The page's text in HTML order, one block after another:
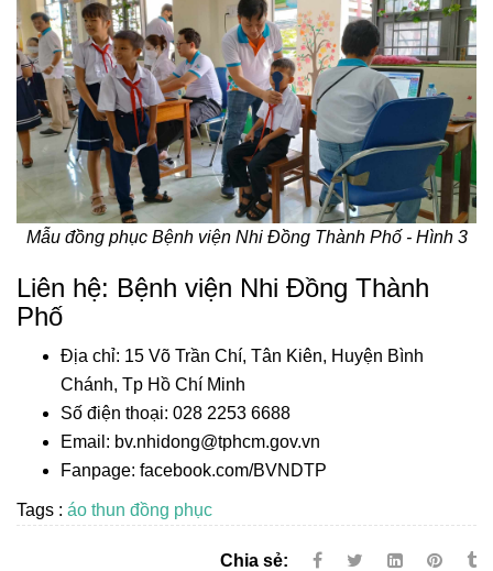
Mẫu đồng phục Bệnh viện Nhi Đồng Thành Phố - Hình 3
Liên hệ: Bệnh viện Nhi Đồng Thành
Phố
Địa chỉ: 15 Võ Trần Chí, Tân Kiên, Huyện Bình
Chánh, Tp Hồ Chí Minh
Số điện thoại: 028 2253 6688
Email: bv.nhidong@tphcm.gov.vn
Fanpage: facebook.com/BVNDTP
Tags : áo thun đồng phục
Chia sẻ: